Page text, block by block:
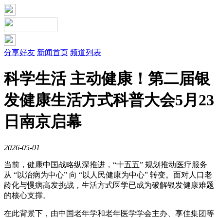
分享好友 新闻首页 频道列表
科学生活 主动健康！第二届银
发健康生活方式科普大会5月23
日南京启幕
2026-05-01
当前，健康中国战略纵深推进，“十五五” 规划推动医疗服务
从 “以治病为中心” 向 “以人民健康为中心” 转变。面对人口老
龄化与慢病高发挑战，生活方式医学已成为破解银发健康难题
的核心支撑。
在此背景下，由中国老年学和老年医学学会主办、享佳集团等